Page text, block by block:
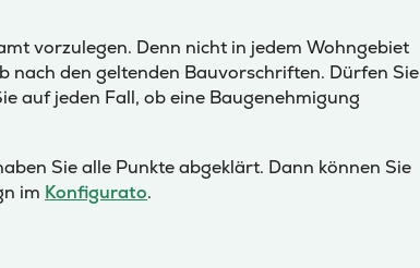
vorzulegen. Denn nicht in jedem Wohngebiet
nach den geltenden Bauvorschriften. Dürfen Sie
auf jeden Fall, ob eine Baugenehmigung
Sie alle Punkte abgeklärt. Dann können Sie
im Konfigurato.